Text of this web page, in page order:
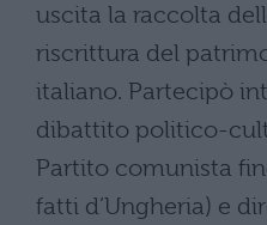
uscita la raccolta
riscrittura del
italiano. Partecipò
dibattito politico-
Partito comunista
fatti d’Ungheria) e